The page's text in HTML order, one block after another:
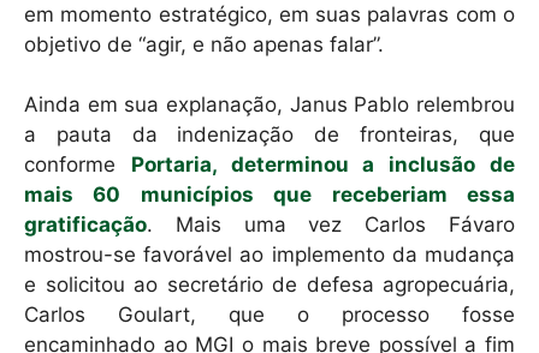
em momento estratégico, em suas palavras com o
objetivo de “agir, e não apenas falar”.
Ainda em sua explanação, Janus Pablo relembrou
a pauta da indenização de fronteiras, que
conforme Portaria, determinou a inclusão de
mais 60 municípios que receberiam essa
gratificação. Mais uma vez Carlos Fávaro
mostrou-se favorável ao implemento da mudança
e solicitou ao secretário de defesa agropecuária,
Carlos Goulart, que o processo fosse
encaminhado ao MGI o mais breve possível a fim